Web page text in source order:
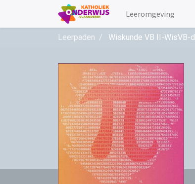
Leeromgeving
Leerpaden Wiskunde VB II-WisVB-d